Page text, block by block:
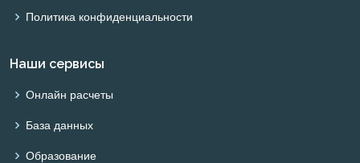
Политика конфиденциальности
Наши сервисы
Онлайн расчеты
База данных
Образование